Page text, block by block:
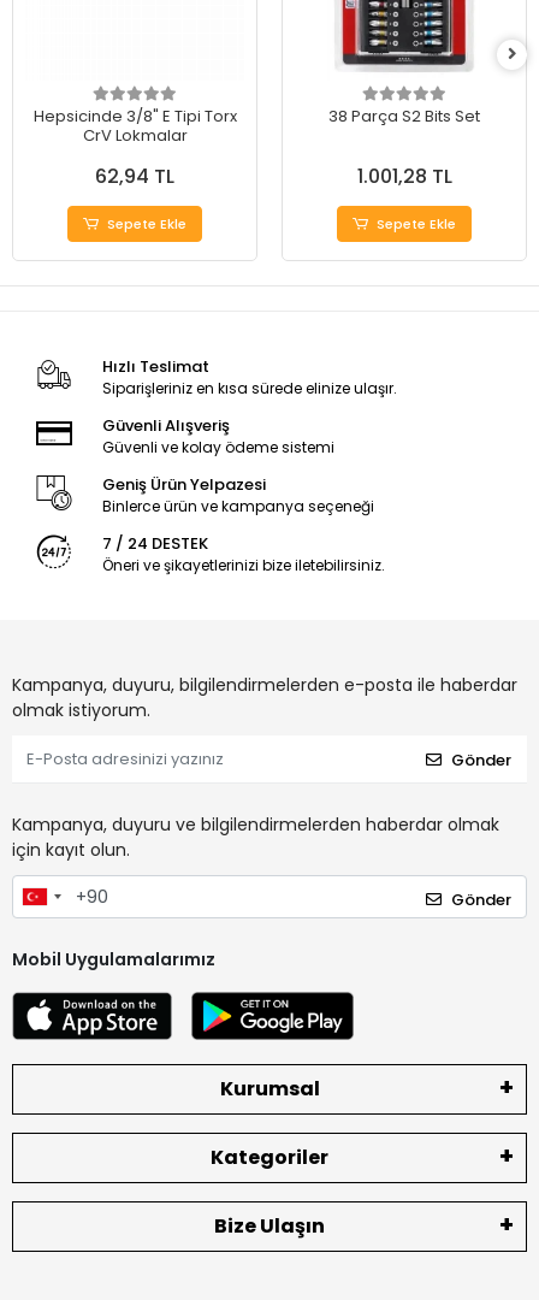
Hepsicinde 3/8" E Tipi Torx
CrV Lokmalar
62,94 TL
Sepete Ekle
38 Parça S2 Bits Set
1.001,28 TL
Sepete Ekle
Hızlı Teslimat
Siparişleriniz en kısa sürede elinize ulaşır.
Güvenli Alışveriş
Güvenli ve kolay ödeme sistemi
Geniş Ürün Yelpazesi
Binlerce ürün ve kampanya seçeneği
7 / 24 DESTEK
Öneri ve şikayetlerinizi bize iletebilirsiniz.
Kampanya, duyuru, bilgilendirmelerden e-posta ile haberdar
olmak istiyorum.
Gönder
Kampanya, duyuru ve bilgilendirmelerden haberdar olmak
için kayıt olun.
Gönder
Mobil Uygulamalarımız
Kurumsal
Kategoriler
Bize Ulaşın